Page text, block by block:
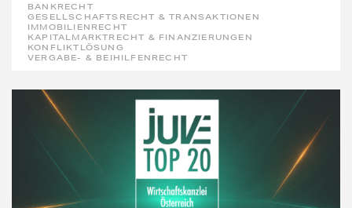
BANKRECHT
GESELLSCHAFTSRECHT & TRANSAKTIONEN
IMMOBILIENRECHT
KAPITALMARKTRECHT & FINANZIERUNGEN
KONFLIKTLÖSUNG
VERGABE- & BEIHILFENRECHT